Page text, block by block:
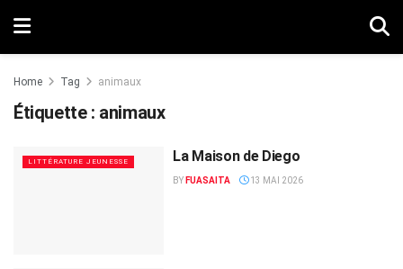
Home Tag animaux
Étiquette : animaux
LITTÉRATURE JEUNESSE La Maison de Diego
BY FUASAITA 13 MAI 2026